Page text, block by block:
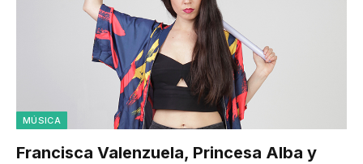
MÚSICA
Francisca Valenzuela, Princesa Alba y